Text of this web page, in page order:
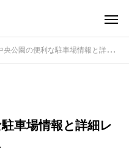
の便利な駐車場情報と詳細レビュー！都会のオアシス
車場情報と詳細レ